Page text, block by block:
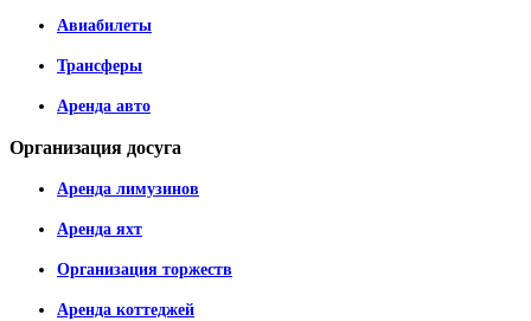
Авиабилеты
Трансферы
Аренда авто
Организация досуга
Аренда лимузинов
Аренда яхт
Организация торжеств
Аренда коттеджей